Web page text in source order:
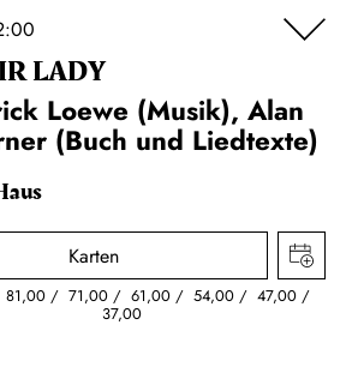
LADY
Loewe (Musik), Alan
(Buch und Liedtexte)
Karten
81,00 71,00 61,00 54,00 47,00
37,00